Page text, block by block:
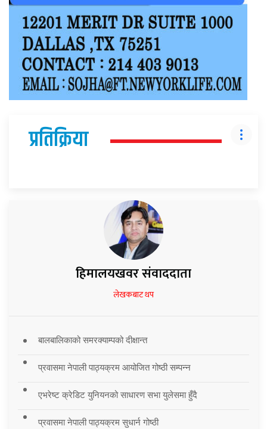
प्रतिक्रिया
हिमालयखवर संवाददाता
लेखकबाट थप
बालबालिकाको समरक्याम्पको दीक्षान्त
प्रवासमा नेपाली पाठ्यक्रम आयोजित गोष्ठी सम्पन्न
एभरेष्ट क्रेडिट युनियनको साधारण सभा युलेसमा हुँदै
प्रवासमा नेपाली पाठ्यक्रम सुधार्न गोष्ठी